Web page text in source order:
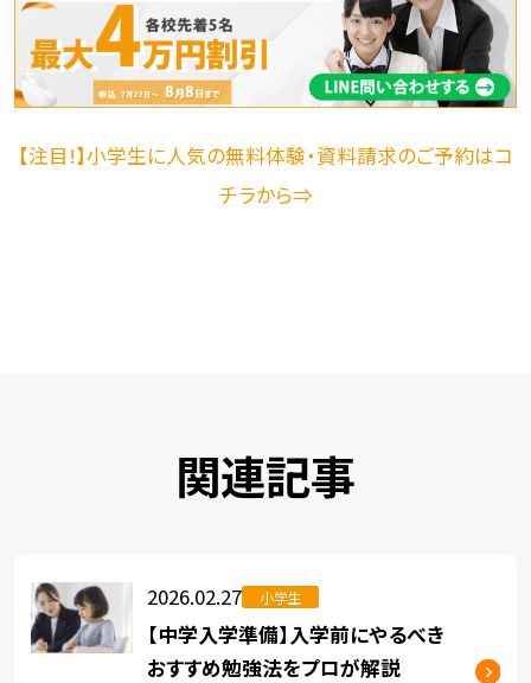
【注目!】小学生に人気の無料体験・資料請求のご予約はコ
チラから⇒
関連記事
2026.02.27 小学生
【中学入学準備】入学前にやるべき
おすすめ勉強法をプロが解説